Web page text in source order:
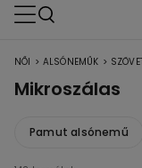
NŐI > ALSÓNEMŰK >
Mikroszálas
Pamut alsónemű